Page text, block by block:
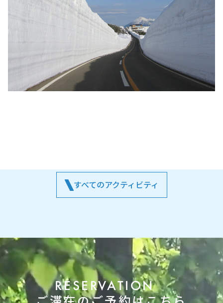
すべてのアクティビティ
RESERVATION